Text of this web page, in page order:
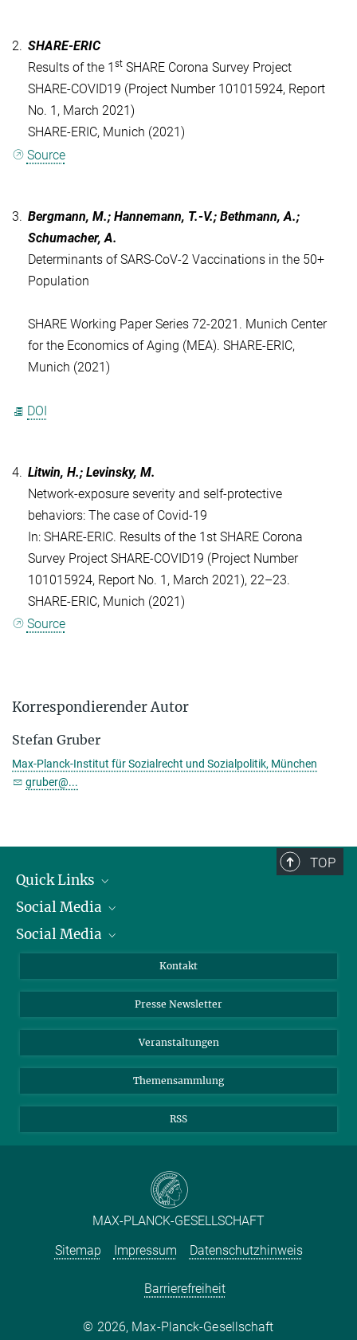
2. SHARE-ERIC
Results of the 1 st SHARE Corona Survey Project
SHARE-COVID19 (Project Number 101015924, Report
No. 1, March 2021)
SHARE-ERIC, Munich (2021)
Source
3. Bergmann, M.; Hannemann, T.-V.; Bethmann, A.;
Schumacher, A.
Determinants of SARS-CoV-2 Vaccinations in the 50+
Population
SHARE Working Paper Series 72-2021. Munich Center
for the Economics of Aging (MEA). SHARE-ERIC,
Munich (2021)
DOI
4. Litwin, H.; Levinsky, M.
Network-exposure severity and self-protective
behaviors: The case of Covid-19
In: SHARE-ERIC. Results of the 1st SHARE Corona
Survey Project SHARE-COVID19 (Project Number
101015924, Report No. 1, March 2021), 22–23.
SHARE-ERIC, Munich (2021)
Source
Korrespondierender Autor
Stefan Gruber
Max-Planck-Institut für Sozialrecht und Sozialpolitik, München
gruber@...
TOP
Quick Links
Präsident
Zahlen und Fakten
Social Media
Bluesky
TikTok
Social Media
Instagram
YouTube
Kontakt
Presse Newsletter
Veranstaltungen
Themensammlung
RSS
MAX-PLANCK-GESELLSCHAFT
Sitemap
Impressum Datenschutzhinweis
Barrierefreiheit
2026, Max-Planck-Gesellschaft